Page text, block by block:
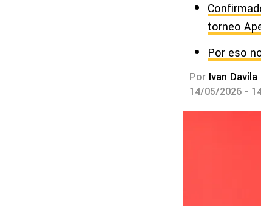
torneo
Por eso
Por Ivan Davila
14/05/2026 -